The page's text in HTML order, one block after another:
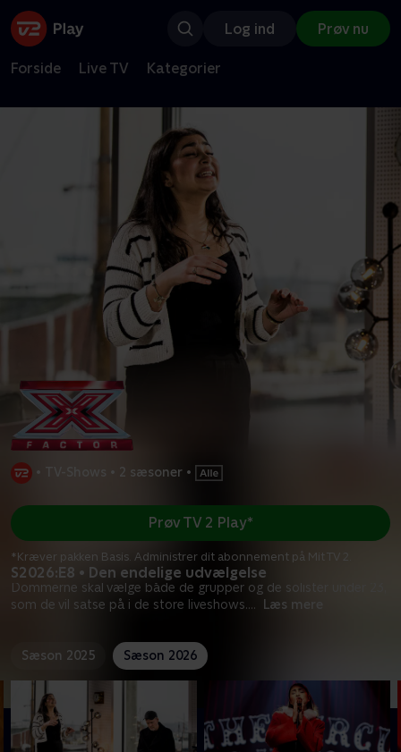
Log ind Prøv nu
Forside Live TV Kategorier
• TV-Shows • 2 sæsoner •
S2026:E8 • Den endelige udvælgelse
Dommerne skal vælge både de grupper og de solister under 23,
som de vil satse på i de store liveshows.... Læs mere
Prøv TV 2 Play*
*Kræver pakken Basis. Administrer dit abonnement på Mit TV 2.
Sæson 2025 Sæson 2026